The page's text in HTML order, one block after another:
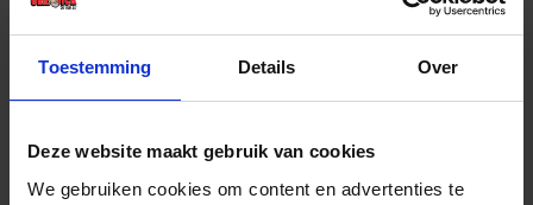
Toestemming Details Over
Deze website maakt gebruik van cookies
We gebruiken cookies om content en advertenties te
- +
Bestel nu!